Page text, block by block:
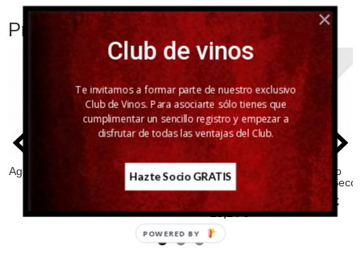
Productos Relacionados
Agnvs Malvasía
Davide
18,72 €
Agotado
Bermejo Brut
Nature
Malvasía
23,14 €
Agotado
Bermejo
Malvasia Seco
15,77 €
Club de vinos
Te invitamos a formar parte de nuestro exclusivo
Club de Vinos. Para asociarte sólo tienes que
cumplimentar un sencillo registro y empezar a
disfrutar de todas las ventajas del Club.
Hazte Socio GRATIS
POWERED BY